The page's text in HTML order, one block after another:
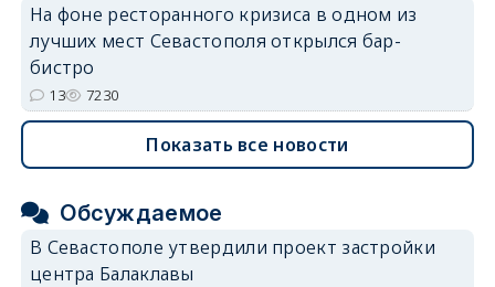
На фоне ресторанного кризиса в одном из
лучших мест Севастополя открылся бар-
бистро
13 7230
Показать все новости
Обсуждаемое
В Севастополе утвердили проект застройки
центра Балаклавы